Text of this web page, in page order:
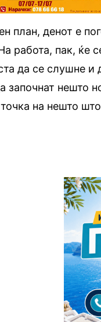
план, денот е
работа, пак, ќе
да се слушне и
започнат нешто
точка на нешто